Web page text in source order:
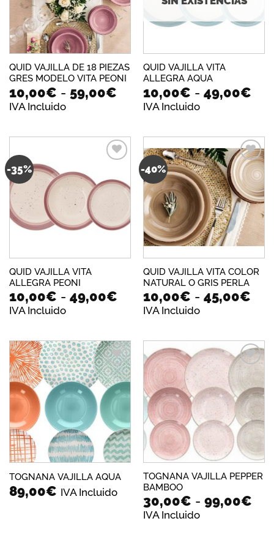
QUID VAJILLA DE 18 PIEZAS
GRES MODELO VITA PEONI
10,00€ - 59,00€Rango
10,00€
hasta
59,00€
IVA Incluido
QUID VAJILLA VITA
ALLEGRA AQUA
10,00€ - 49,00€
IVA Incluido
-35%
a la
lista de
QUID VAJILLA VITA
ALLEGRA PEONI
10,00€ - 49,00€Rango
10,00€
hasta
49,00€
IVA Incluido
-40%
Añadir
a la
lista de
deseos
QUID VAJILLA VITA COLOR
NATURAL O GRIS PERLA
10,00€ - 45,00€
IVA Incluido
Añadir
a la
lista de
deseos
TOGNANA VAJILLA AQUA
89,00€ IVA Incluido
lista de
deseos
TOGNANA VAJILLA PEPPER
BAMBOO
30,00€ - 99,00€
IVA Incluido